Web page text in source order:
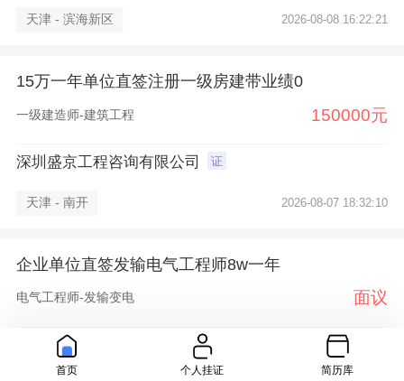
天津 - 滨海新区 2026-08-08 16:22:21
15万一年单位直签注册一级房建带业绩0
一级建造师-建筑工程 150000元
深圳盛京工程咨询有限公司 证
天津 - 南开 2026-08-07 18:32:10
企业单位直签发输电气工程师8w一年
电气工程师-发输变电 面议
河南汉溪工程咨询有限公司 证
首页 个人挂证 简历库